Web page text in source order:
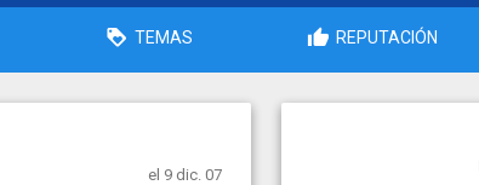
TEMAS REPUTACIÓN
el 9 dic. 07